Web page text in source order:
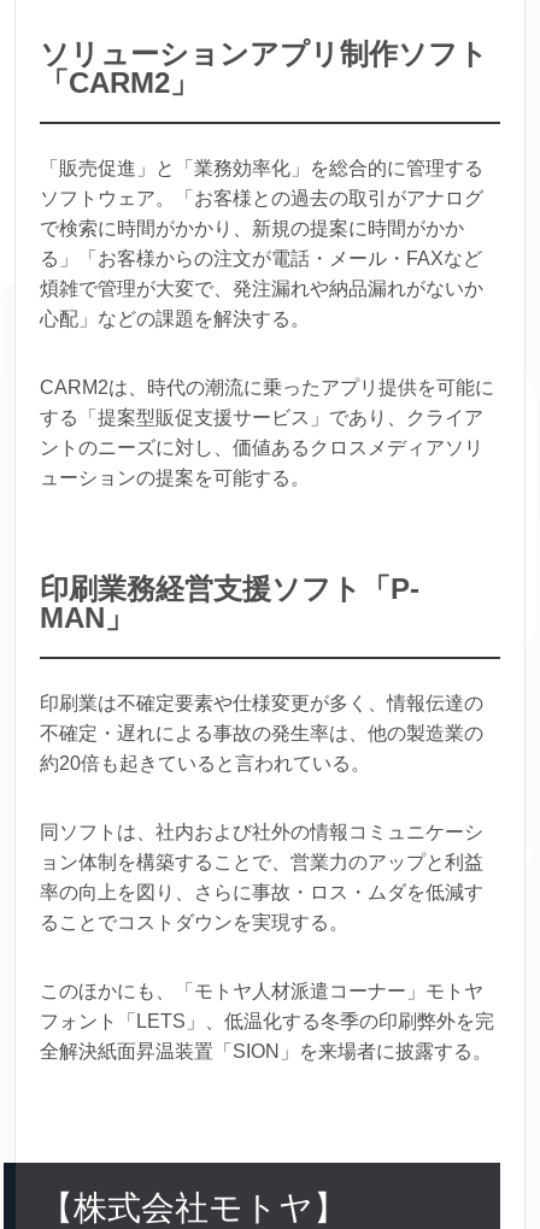
ソリューションアプリ制作ソフト
「CARM2」
「販売促進」と「業務効率化」を総合的に管理する
ソフトウェア。「お客様との過去の取引がアナログ
で検索に時間がかかり、新規の提案に時間がかか
る」「お客様からの注文が電話・メール・FAXなど
煩雑で管理が大変で、発注漏れや納品漏れがないか
心配」などの課題を解決する。
CARM2は、時代の潮流に乗ったアプリ提供を可能に
する「提案型販促支援サービス」であり、クライア
ントのニーズに対し、価値あるクロスメディアソリ
ューションの提案を可能する。
印刷業務経営支援ソフト「P-
MAN」
印刷業は不確定要素や仕様変更が多く、情報伝達の
不確定・遅れによる事故の発生率は、他の製造業の
約20倍も起きていると言われている。
同ソフトは、社内および社外の情報コミュニケーシ
ョン体制を構築することで、営業力のアップと利益
率の向上を図り、さらに事故・ロス・ムダを低減す
ることでコストダウンを実現する。
このほかにも、「モトヤ人材派遣コーナー」モトヤ
フォント「LETS」、低温化する冬季の印刷弊外を完
全解決紙面昇温装置「SION」を来場者に披露する。
【株式会社モトヤ】